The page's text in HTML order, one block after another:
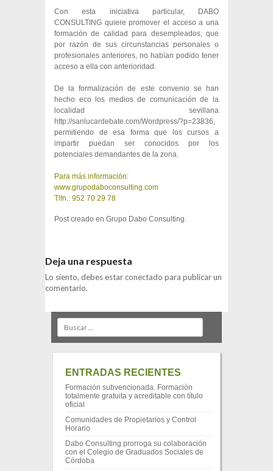
Con esta iniciativa particular, DABO
CONSULTING quiere promover el acceso a una
formación de calidad para desempleados, que
por razón de sus circunstancias personales o
profesionales anteriores, no habían podido tener
acceso a ella con anterioridad.
De la formalización de este convenio se han
hecho eco los medios de comunicación de la
localidad sevillana
http://sanlucardebate.com/Wordpress/?p=23836,
permitiendo de esa forma que los cursos a
impartir puedan ser conocidos por los
potenciales demandantes de la zona.
Para más información:
www.grupodaboconsulting.com
Tlfn.: 952 70 29 78
Post creado en Grupo Dabo Consulting.
Deja una respuesta
Lo siento, debes estar conectado para publicar un
comentario.
ENTRADAS RECIENTES
Formación subvencionada. Formación
totalmente gratuita y acreditable con título
oficial
Comunidades de Propietarios y Control
Horario
Dabo Consulting prorroga su colaboración
con el Colegio de Graduados Sociales de
Córdoba